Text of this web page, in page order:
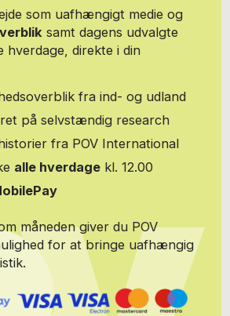
som uafhængigt medie og
samt dagens udvalgte
hverdage, direkte i din
fra ind- og udland
på selvstændig research
fra POV International
alle hverdage kl. 12.00
måneden giver du POV
for at bringe uafhængig